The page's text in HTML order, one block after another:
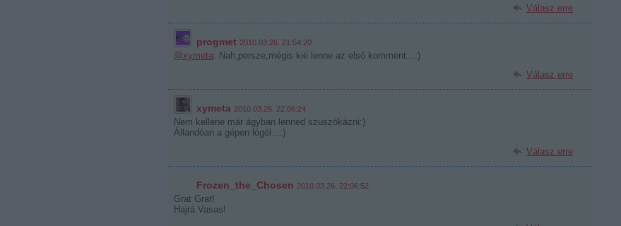
Válasz erre
progmet 2010.03.26. 21:54:20
@xymeta: Nah,persze,mégis kié lenne az első komment...:)
Válasz erre
xymeta 2010.03.26. 22:06:24
Nem kellene már ágyban lenned szuszókázni:)
Állandóan a gépen lógól...:)
Válasz erre
Frozen_the_Chosen 2010.03.26. 22:06:52
Grat Grat!
Hajrá Vasas!